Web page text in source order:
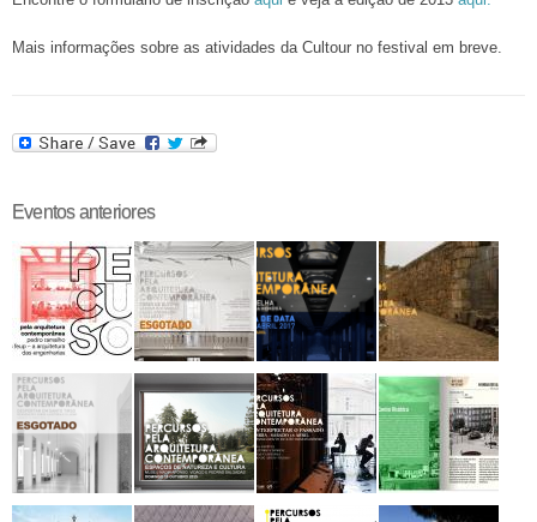
Mais informações sobre as atividades da Cultour no festival em breve.
Eventos anteriores